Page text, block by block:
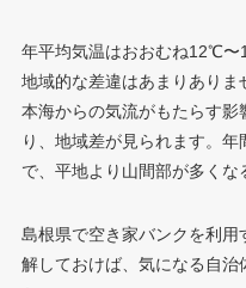
年平均気温はおおむね12℃〜
地域的な差違はあまりあり
本海からの気流がもたらす
り、地域差が見られます。
で、平地より山間部が多くな
島根県で空き家バンクを利
解しておけば、気になる自治